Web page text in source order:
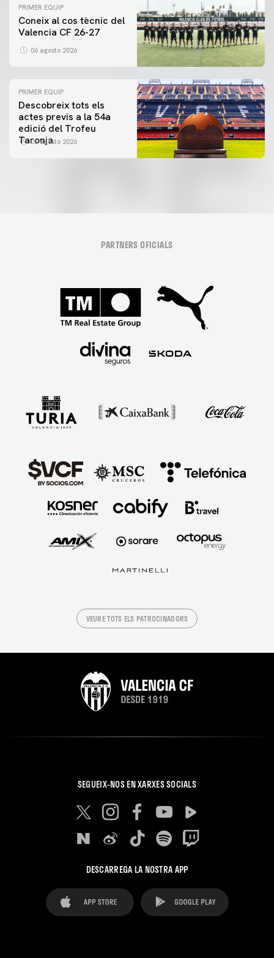
PRIMER EQUIP
Coneix al cos tècnic del
Valencia CF 26-27
06 agosto 2026
PRIMER EQUIP
Descobreix tots els
actes previs a la 54a
edició del Trofeu
Taronja
06 agosto 2026
PARTNERS OFICIALS
VEURE TOTS ELS PATROCINADORS
SEGUEIX-NOS EN XARXES SOCIALS
DESCARREGA LA NOSTRA APP